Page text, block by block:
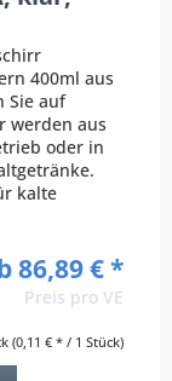
400ml aus
Sie auf
werden aus
oder in
kalte
86,89 € *
Preis pro VE
(0,11 € * / 1 Stück)